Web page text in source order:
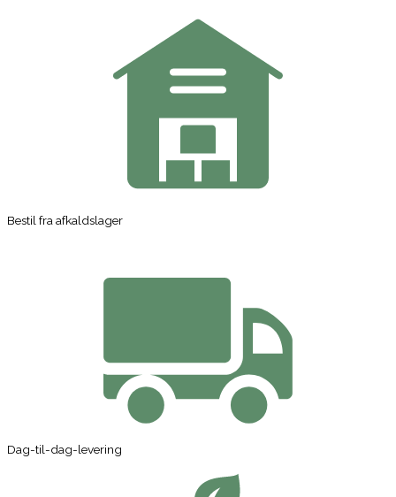
Bestil fra afkaldslager
Dag-til-dag-levering